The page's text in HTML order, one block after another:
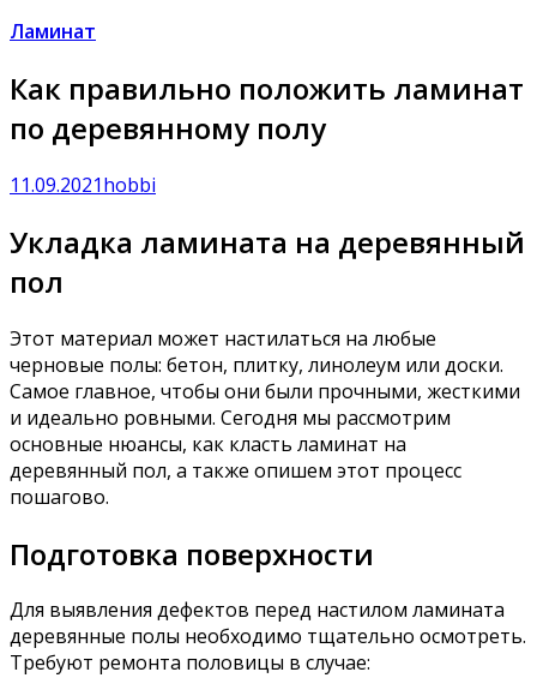
Ламинат
Как правильно положить ламинат
по деревянному полу
11.09.2021hobbi
Укладка ламината на деревянный
пол
Этот материал может настилаться на любые
черновые полы: бетон, плитку, линолеум или доски.
Самое главное, чтобы они были прочными, жесткими
и идеально ровными. Сегодня мы рассмотрим
основные нюансы, как класть ламинат на
деревянный пол, а также опишем этот процесс
пошагово.
Подготовка поверхности
Для выявления дефектов перед настилом ламината
деревянные полы необходимо тщательно осмотреть.
Требуют ремонта половицы в случае: